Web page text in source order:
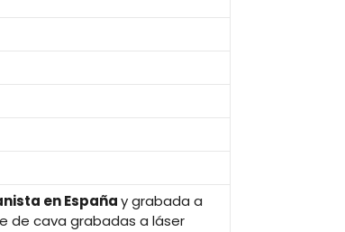
en Españay grabada a
de cava grabadas a láser